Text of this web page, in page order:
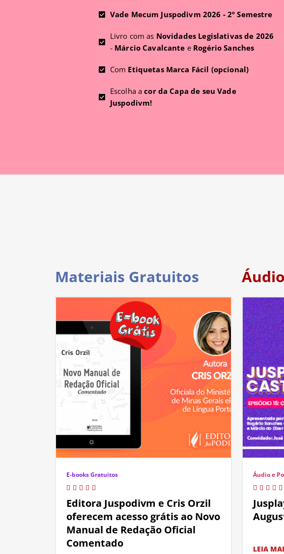
Vade Mecum Juspodivm 2026 - 2º Semestre
Livro com as Novidades Legislativas de 2026
- Márcio Cavalcante e Rogério Sanches
Com Etiquetas Marca Fácil (opcional)
Escolha acor da Capa de seu Vade
Juspodivm!
Materiais Gratuitos
E-books Gratuitos
Editora Juspodivm e Cris Orzil
oferecem acesso grátis ao Novo
Manual de Redação Oficial
Comentado
Áudio e
LEIA